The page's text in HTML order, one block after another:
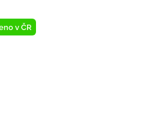
v ČR